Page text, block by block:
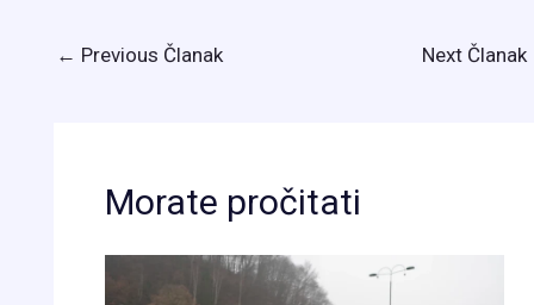
← Previous Članak Next Članak
Morate pročitati